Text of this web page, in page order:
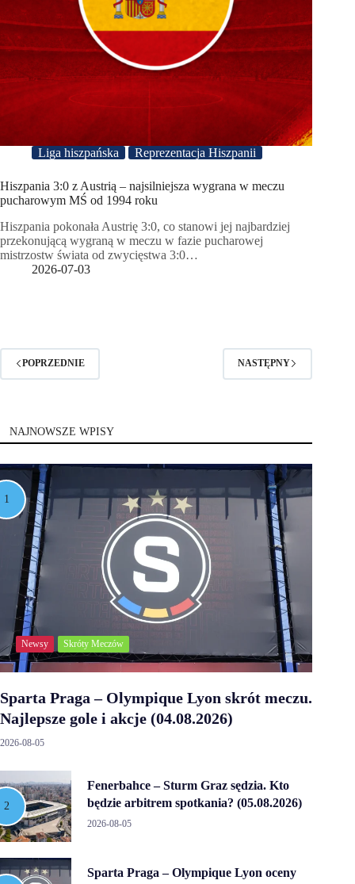
Liga hiszpańska Reprezentacja Hiszpanii
Hiszpania 3:0 z Austrią – najsilniejsza wygrana w meczu
pucharowym MŚ od 1994 roku
Hiszpania pokonała Austrię 3:0, co stanowi jej najbardziej
przekonującą wygraną w meczu w fazie pucharowej
mistrzostw świata od zwycięstwa 3:0…
2026-07-03
POPRZEDNIE NASTĘPNY
NAJNOWSZE WPISY
Newsy Skróty Meczów
Sparta Praga – Olympique Lyon skrót meczu.
Najlepsze gole i akcje (04.08.2026)
2026-08-05
Fenerbahce – Sturm Graz sędzia. Kto
będzie arbitrem spotkania? (05.08.2026)
2026-08-05
Sparta Praga – Olympique Lyon oceny